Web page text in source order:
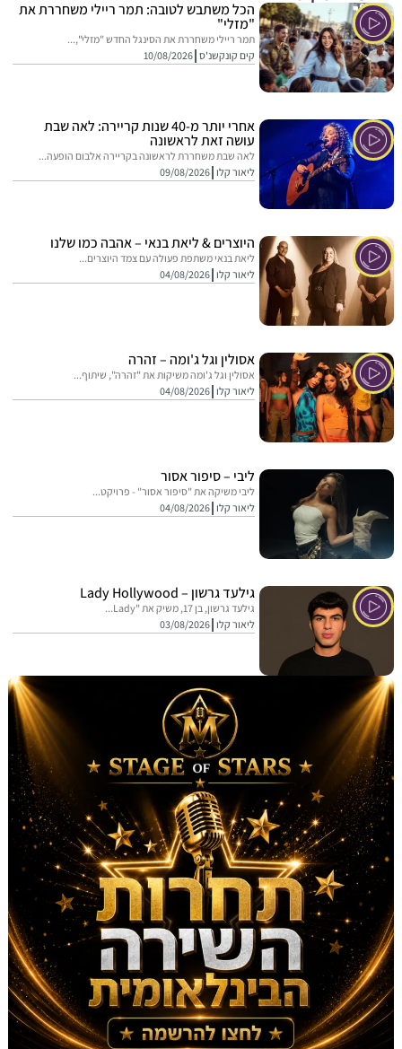
הכל משתבש לטובה: תמר ריילי משחררת את
"מזלי"
תמר ריילי משחררת את הסינגל החדש "מזלי",...
קים קונקשנ'ס 10/08/2026
אחרי יותר מ-40 שנות קריירה: לאה שבת
עושה זאת לראשונה
לאה שבת משחררת לראשונה בקריירה אלבום הופעה...
ליאור קלו 09/08/2026
היוצרים & ליאת בנאי – אהבה כמו שלנו
ליאת בנאי משתפת פעולה עם צמד היוצרים...
ליאור קלו 04/08/2026
אסולין וגל ג'ומה – זהרה
אסולין וגל ג'ומה משיקות את "זהרה", שיתוף...
ליאור קלו 04/08/2026
ליבי – סיפור אסור
ליבי משיקה את "סיפור אסור" - פרויקט...
ליאור קלו 04/08/2026
גילעד גרשון – Lady Hollywood
גילעד גרשון, בן 17, משיק את "Lady...
ליאור קלו 03/08/2026